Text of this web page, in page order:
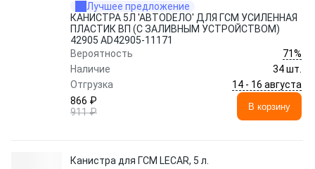
Лучшее предложение
КАНИСТРА 5Л 'АВТОDЕЛО' ДЛЯ ГСМ УСИЛЕННАЯ
ПЛАСТИК ВП (С ЗАЛИВНЫМ УСТРОЙСТВОМ)
42905 AD42905-11171
Вероятность
71%
Наличие
34 шт.
Отгрузка
14 - 16 августа
866 ₽
911 ₽
В корзину
Канистра для ГСМ LECAR, 5 л.